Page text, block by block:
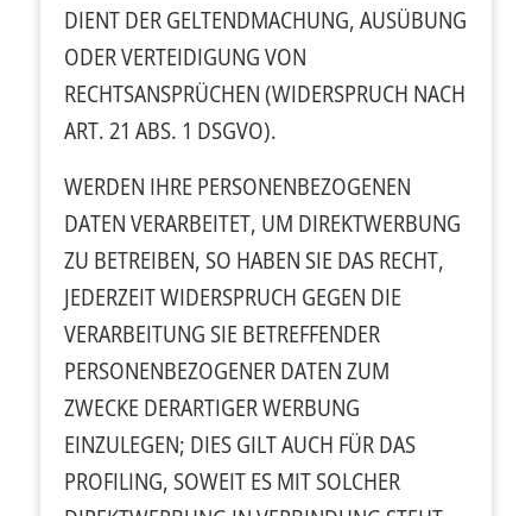
DIENT DER GELTENDMACHUNG, AUSÜBUNG
ODER VERTEIDIGUNG VON
RECHTSANSPRÜCHEN (WIDERSPRUCH NACH
ART. 21 ABS. 1 DSGVO).
WERDEN IHRE PERSONENBEZOGENEN
DATEN VERARBEITET, UM DIREKTWERBUNG
ZU BETREIBEN, SO HABEN SIE DAS RECHT,
JEDERZEIT WIDERSPRUCH GEGEN DIE
VERARBEITUNG SIE BETREFFENDER
PERSONENBEZOGENER DATEN ZUM
ZWECKE DERARTIGER WERBUNG
EINZULEGEN; DIES GILT AUCH FÜR DAS
PROFILING, SOWEIT ES MIT SOLCHER